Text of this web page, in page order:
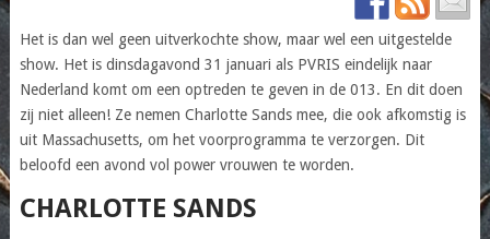
Het is dan wel geen uitverkochte show, maar wel een uitgestelde
show. Het is dinsdagavond 31 januari als PVRIS eindelijk naar
Nederland komt om een optreden te geven in de 013. En dit doen
zij niet alleen! Ze nemen Charlotte Sands mee, die ook afkomstig is
uit Massachusetts, om het voorprogramma te verzorgen. Dit
beloofd een avond vol power vrouwen te worden.
CHARLOTTE SANDS